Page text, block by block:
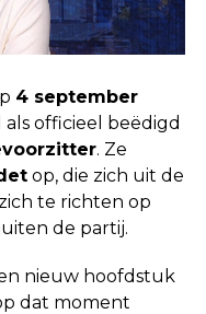
4 september
officieel beëdigd
. Ze
op, die zich uit de
te richten op
de partij.
nieuw hoofdstuk
dat moment